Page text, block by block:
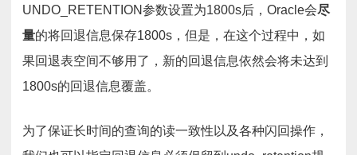
UNDO_RETENTION参数设置为1800s后，Oracle会尽
量的将回退信息保存1800s，但是，在这个过程中，如
果回退表空间不够用了，新的回退信息依然会将未达到
1800s的回退信息覆盖。
为了保证长时间的查询的读一致性以及各种闪回操作，